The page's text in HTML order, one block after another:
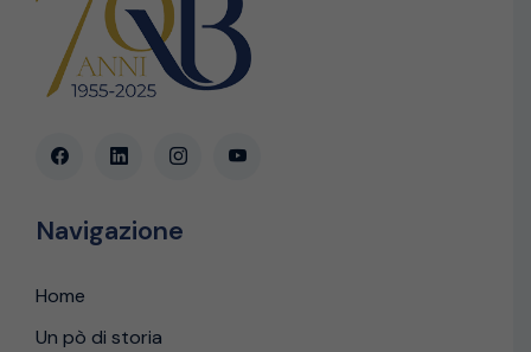
Navigazione
Home
Un pò di storia